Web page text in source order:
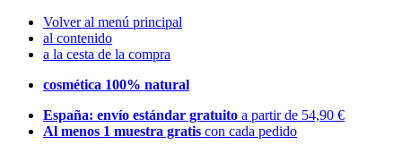
Volver al menú principal
al contenido
a la cesta de la compra
cosmética 100% natural
España: envío estándar gratuito a partir de 54,90 €
Al menos 1 muestra gratis con cada pedido